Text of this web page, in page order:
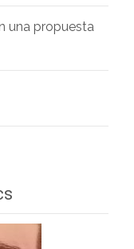
una propuesta